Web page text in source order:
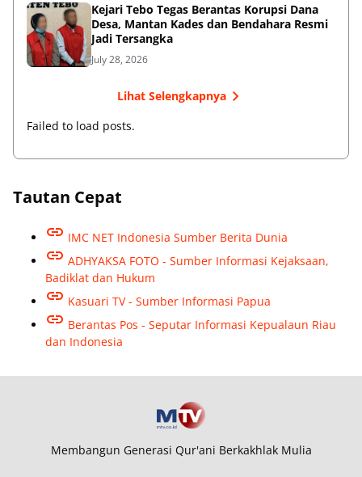
Kejari Tebo Tegas Berantas Korupsi Dana
Desa, Mantan Kades dan Bendahara Resmi
Jadi Tersangka
July 28, 2026
Lihat Selengkapnya
Failed to load posts.
Tautan Cepat
IMC NET Indonesia Sumber Berita Dunia
ADHYAKSA FOTO - Sumber Informasi Kejaksaan,
Badiklat dan Hukum
Kasuari TV - Sumber Informasi Papua
Berantas Pos - Seputar Informasi Kepualaun Riau
dan Indonesia
Membangun Generasi Qur'ani Berkakhlak Mulia